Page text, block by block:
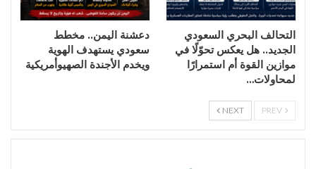
التحالف البحري السعودي
الجديد.. هل يعكس تحوّلًا في
موازين القوة أم استمرارًا
لمحاولات…
دعشنة اليمن.. مخطط
سعودي يستهدف الهوية
ويخدم الأجندة الصهيوأمريكية
NEXT